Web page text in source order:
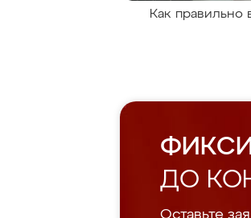
Как правильно
ДО
Оставьте